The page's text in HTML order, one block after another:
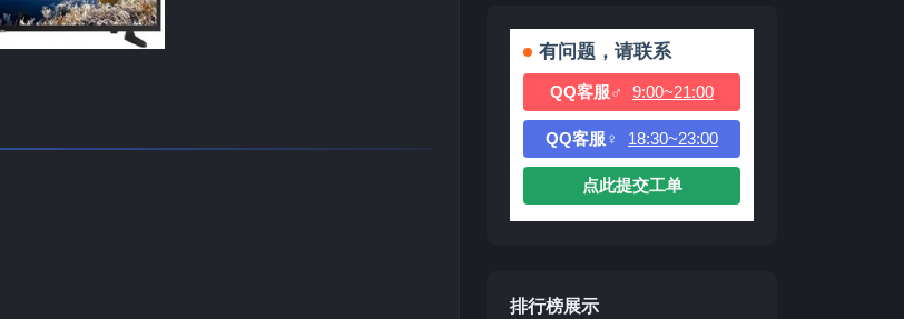
有问题，请联系
QQ客服♂ 9:00~21:00
QQ客服♀ 18:30~23:00
点此提交工单
排行榜展示